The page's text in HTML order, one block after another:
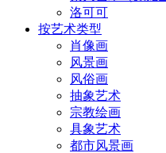
洛可可
按艺术类型
肖像画
风景画
风俗画
抽象艺术
宗教绘画
具象艺术
都市风景画